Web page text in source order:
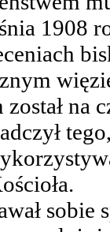
1908
na
sobie